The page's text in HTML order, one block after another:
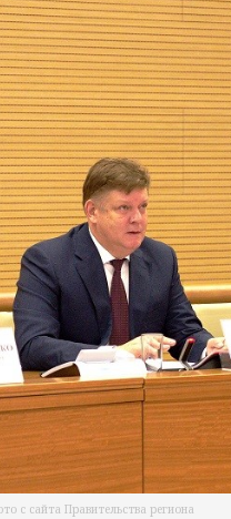
с сайта Правительства региона